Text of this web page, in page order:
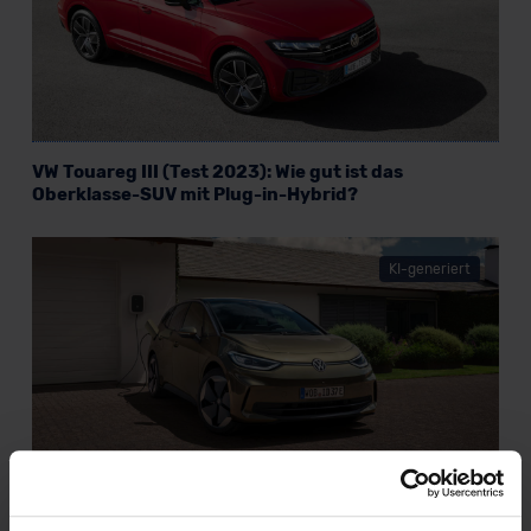
VW Touareg III (Test 2023): Wie gut ist das
Oberklasse-SUV mit Plug-in-Hybrid?
KI-generiert
VW ID.3 (Test 2023): Modellpflege dringend gesucht
und fehlerfrei aufgespielt?